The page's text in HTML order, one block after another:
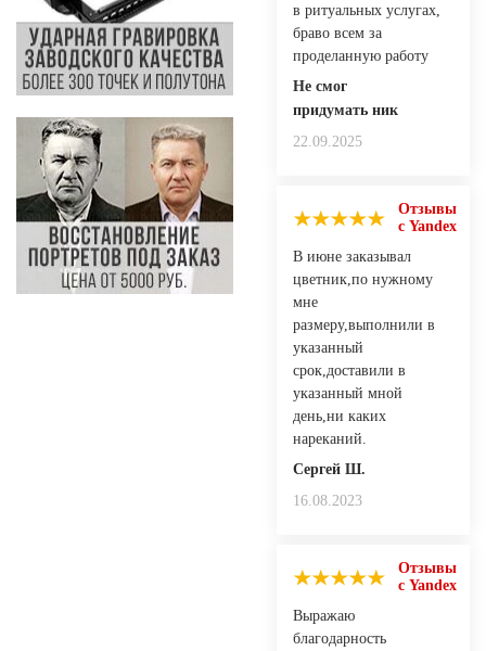
в ритуальных услугах,
браво всем за
проделанную работу
Не смог
придумать ник
22.09.2025
Отзывы
с Yandex
В июне заказывал
цветник,по нужному
мне
размеру,выполнили в
указанный
срок,доставили в
указанный мной
день,ни каких
нареканий.
Сергей Ш.
16.08.2023
Отзывы
с Yandex
Выражаю
благодарность